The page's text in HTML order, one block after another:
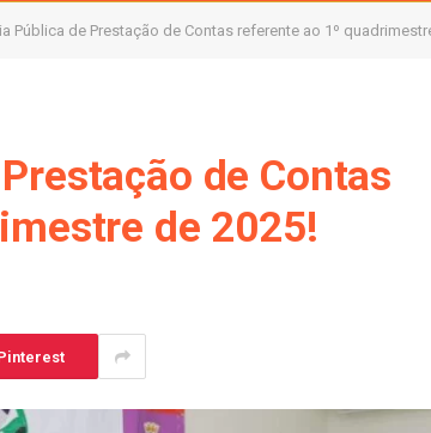
Pública de Prestação de Contas referente ao 1º
de Contas
de 2025!